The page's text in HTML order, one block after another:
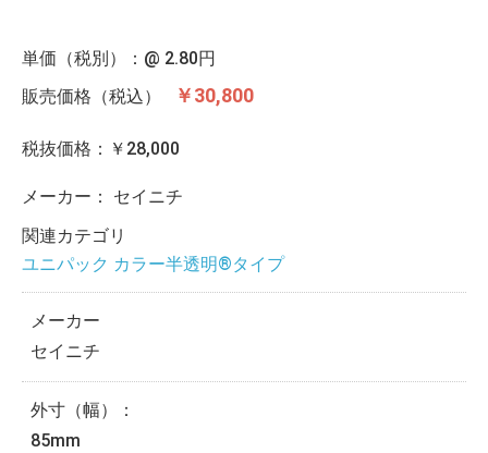
単価（税別）：@ 2.80円
販売価格（税込）
￥30,800
税抜価格：￥28,000
メーカー： セイニチ
関連カテゴリ
ユニパック カラー半透明®タイプ
メーカー
セイニチ
外寸（幅）：
85mm